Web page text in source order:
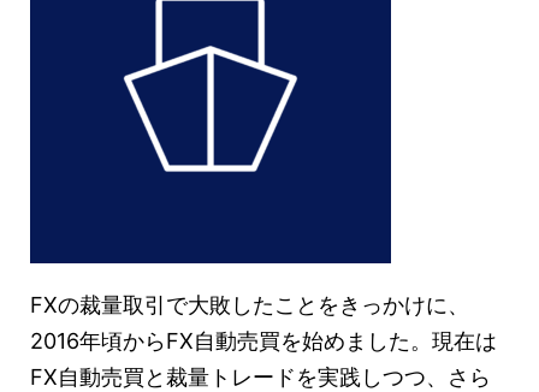
FXの裁量取引で大敗したことをきっかけに、
2016年頃からFX自動売買を始めました。現在は
FX自動売買と裁量トレードを実践しつつ、さら